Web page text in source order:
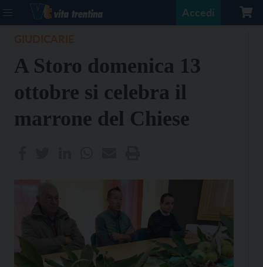
Accedi
A Storo domenica 13
ottobre si celebra il
marrone del Chiese